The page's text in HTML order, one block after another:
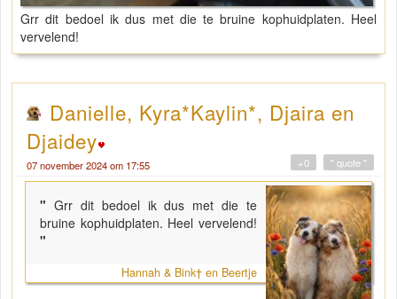
Grr dit bedoel ik dus met die te bruine kophuidplaten. Heel
vervelend!
Danielle, Kyra*Kaylin*, Djaira en
Djaidey
07 november 2024 om 17:55 " quote "
+0
" Grr dit bedoel ik dus met die te
bruine kophuidplaten. Heel vervelend!
"
Hannah & Bink† en Beertje